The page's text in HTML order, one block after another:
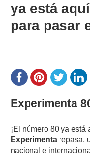
ya está
para pasar
Experimenta
¡El número 80 ya
Experimenta repasa,
nacional e